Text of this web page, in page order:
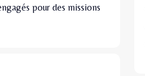
pour des missions